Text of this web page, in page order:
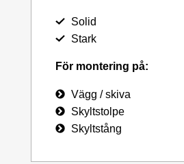
Solid
Stark
För montering på:
Vägg / skiva
Skyltstolpe
Skyltstång